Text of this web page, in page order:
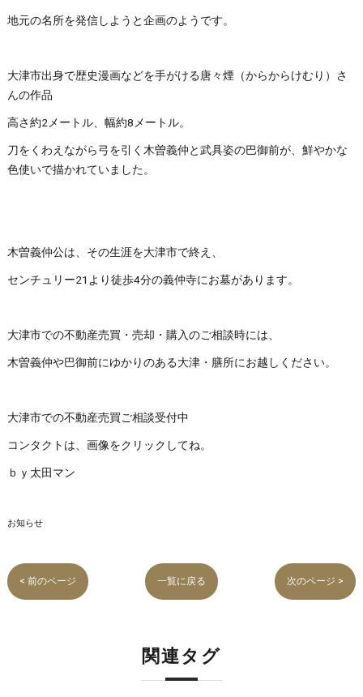
地元の名所を発信しようと企画のようです。
大津市出身で歴史漫画などを手がける唐々煙（からからけむり）さ
んの作品
高さ約2メートル、幅約8メートル。
刀をくわえながら弓を引く木曽義仲と武具姿の巴御前が、鮮やかな
色使いで描かれていました。
木曽義仲公は、その生涯を大津市で終え、
センチュリー21より徒歩4分の義仲寺にお墓があります。
大津市での不動産売買・売却・購入のご相談時には、
木曽義仲や巴御前にゆかりのある大津・膳所にお越しください。
大津市での不動産売買ご相談受付中
コンタクトは、画像をクリックしてね。
ｂｙ太田マン
お知らせ
< 前のページ 一覧に戻る 次のページ >
関連タグ